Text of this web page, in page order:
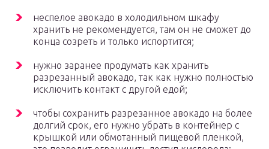
неспелое авокадо в холодильном шкафу
хранить не рекомендуется, там он не сможет до
конца созреть и только испортится;
нужно заранее продумать как хранить
разрезанный авокадо, так как нужно полностью
исключить контакт с другой едой;
чтобы сохранить разрезанное авокадо на более
долгий срок, его нужно убрать в контейнер с
крышкой или обмотанный пищевой пленкой,